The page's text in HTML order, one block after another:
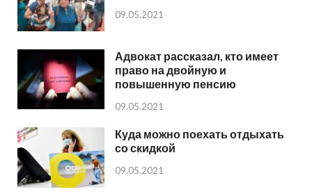
09.05.2021
Адвокат рассказал, кто имеет
право на двойную и
повышенную пенсию
09.05.2021
Куда можно поехать отдыхать
со скидкой
09.05.2021